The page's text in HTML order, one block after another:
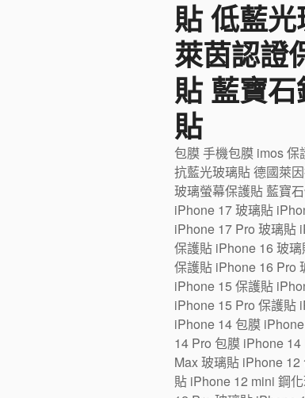
貼 低藍
萊茵認證
貼 藍寶
貼
包膜 手機包膜 imos
抗藍光玻璃貼 德國萊
玻璃螢幕保護貼 藍寶
iPhone 17 玻璃貼
iPhone 17 Pro 玻璃貼
保護貼 iPhone 16 玻
保護貼 iPhone 16 Pro
iPhone 15 保護貼
iPhone 15 Pro 保護貼
iPhone 14 包膜
14 Pro 包膜 iPhone
Max 玻璃貼 iPhone
貼 iPhone 12 mini 鋼